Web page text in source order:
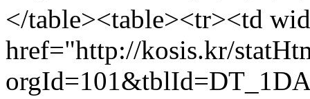
</table><table><tr><td
href="http://kosis.kr/